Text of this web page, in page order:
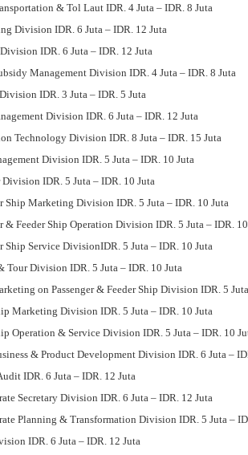
& Tol Laut IDR. 4 Juta – IDR. 8 Juta
Division IDR. 6 Juta – IDR. 12 Juta
IDR. 6 Juta – IDR. 12 Juta
Management Division IDR. 4 Juta – IDR. 8 Juta
IDR. 3 Juta – IDR. 5 Juta
Division IDR. 6 Juta – IDR. 12 Juta
Technology Division IDR. 8 Juta – IDR. 15 Juta
Division IDR. 5 Juta – IDR. 10 Juta
IDR. 5 Juta – IDR. 10 Juta
Ship Marketing Division IDR. 5 Juta – IDR. 10 Juta
& Feeder Ship Operation Division IDR. 5 Juta – IDR.
Ship Service DivisionIDR. 5 Juta – IDR. 10 Juta
Tour Division IDR. 5 Juta – IDR. 10 Juta
on Passenger & Feeder Ship Division IDR. 5
Marketing Division IDR. 5 Juta – IDR. 10 Juta
Operation & Service Division IDR. 5 Juta – IDR. 10
& Product Development Division IDR. 6 Juta –
IDR. 6 Juta – IDR. 12 Juta
Secretary Division IDR. 6 Juta – IDR. 12 Juta
Planning & Transformation Division IDR. 5 Juta –
IDR. 6 Juta – IDR. 12 Juta